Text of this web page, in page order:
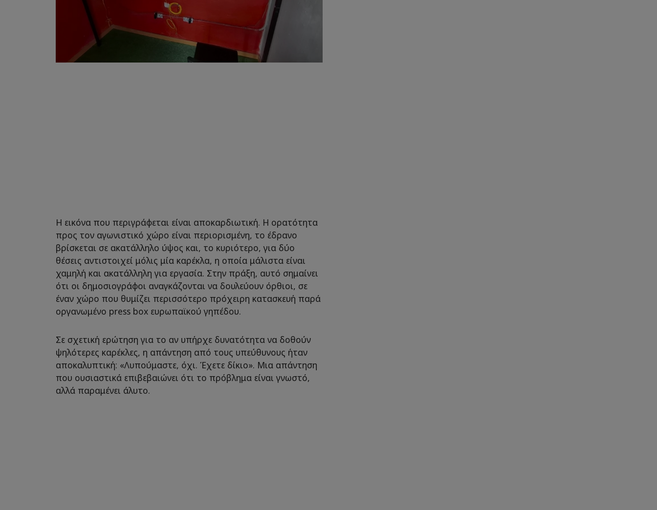
Η εικόνα που περιγράφεται είναι αποκαρδιωτική. Η ορατότητα
προς τον αγωνιστικό χώρο είναι περιορισμένη, το έδρανο
βρίσκεται σε ακατάλληλο ύψος και, το κυριότερο, για δύο
θέσεις αντιστοιχεί μόλις μία καρέκλα, η οποία μάλιστα είναι
χαμηλή και ακατάλληλη για εργασία. Στην πράξη, αυτό σημαίνει
ότι οι δημοσιογράφοι αναγκάζονται να δουλεύουν όρθιοι, σε
έναν χώρο που θυμίζει περισσότερο πρόχειρη κατασκευή παρά
οργανωμένο press box ευρωπαϊκού γηπέδου.
Σε σχετική ερώτηση για το αν υπήρχε δυνατότητα να δοθούν
ψηλότερες καρέκλες, η απάντηση από τους υπεύθυνους ήταν
αποκαλυπτική: «Λυπούμαστε, όχι. Έχετε δίκιο». Μια απάντηση
που ουσιαστικά επιβεβαιώνει ότι το πρόβλημα είναι γνωστό,
αλλά παραμένει άλυτο.